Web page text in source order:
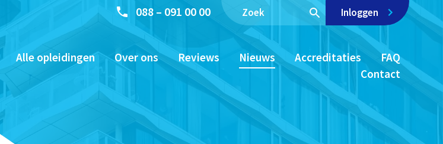
088 – 091 00 00 Inloggen
Alle opleidingen Over ons Reviews Nieuws Accreditaties
FAQ
Contact